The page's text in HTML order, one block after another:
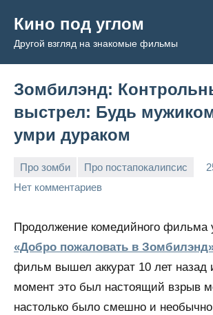
содержимому
Кино под углом
Другой взгляд на знакомые фильмы
Зомбилэнд:
выстрел: Будь
умри дураком
Про зомби Про постапокалипсис
Admin
Нет комментариев
Продолжение комедийного фильма
«Добро пожаловать в
фильм вышел аккурат 10 лет назад
момент это был настоящий взрыв
настолько было смешно и